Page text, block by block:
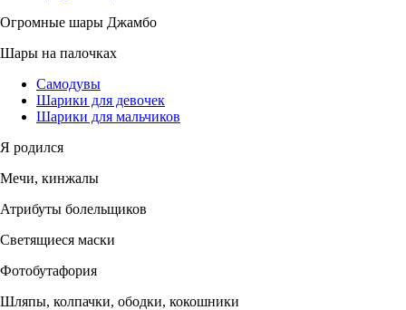
Огромные шары Джамбо
Шары на палочках
Самодувы
Шарики для девочек
Шарики для мальчиков
Я родился
Мечи, кинжалы
Атрибуты болельщиков
Светящиеся маски
Фотобутафория
Шляпы, колпачки, ободки, кокошники